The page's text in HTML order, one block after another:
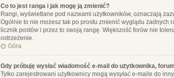
Co to jest ranga i jak mogę ją zmienić?
Rangi, wyświetlane pod nazwami użytkowników, oznaczają
Ogólnie to nie możesz tak po prostu zmienić wyglądu żadnych
licznik postów i przez to swoją rangę. Większość forów nie
ostrzeżenie.
Góra
Gdy próbuję wysłać wiadomość e-mail do użytkownika,
Tylko zarejestrowani użytkownicy mogą wysyłać e-maile do